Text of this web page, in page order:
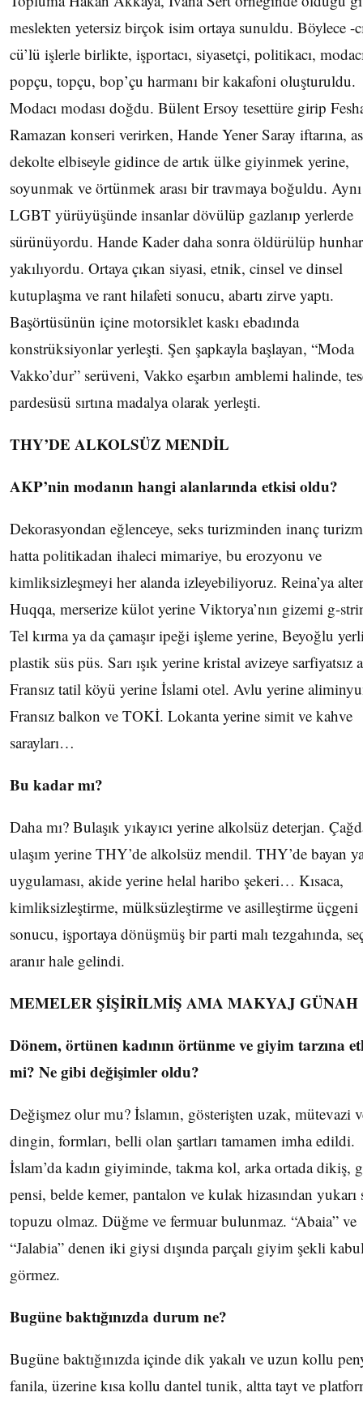
meslekten yetersiz birçok isim ortaya sunuldu. Böylece -
cü’lü işlerle birlikte, işportacı, siyasetçi, politikacı,
popçu, topçu, bop’çu harmanı bir kakafoni oluşturuldu.
Modacı modası doğdu. Bülent Ersoy tesettüre girip
Ramazan konseri verirken, Hande Yener Saray iftarına,
dekolte elbiseyle gidince de artık ülke giyinmek yerine,
soyunmak ve örtünmek arası bir travmaya boğuldu.
LGBT yürüyüşünde insanlar dövülüp gazlanıp yerlerde
sürünüyordu. Hande Kader daha sonra öldürülüp
yakılıyordu. Ortaya çıkan siyasi, etnik, cinsel ve dinsel
kutuplaşma ve rant hilafeti sonucu, abartı zirve yaptı.
Başörtüsünün içine motorsiklet kaskı ebadında
konstrüksiyonlar yerleşti. Şen şapkayla başlayan, “Moda
Vakko’dur” serüveni, Vakko eşarbın amblemi halinde,
pardesüsü sırtına madalya olarak yerleşti.
THY’DE ALKOLSÜZ MENDİL
AKP’nin modanın hangi alanlarında etkisi oldu?
Dekorasyondan eğlenceye, seks turizminden inanç
hatta politikadan ihaleci mimariye, bu erozyonu ve
kimliksizleşmeyi her alanda izleyebiliyoruz. Reina’ya
Huqqa, merserize külot yerine Viktorya’nın gizemi g-
Tel kırma ya da çamaşır ipeği işleme yerine, Beyoğlu
plastik süs püs. Sarı ışık yerine kristal avizeye sarfiyatsız
Fransız tatil köyü yerine İslami otel. Avlu yerine
Fransız balkon ve TOKİ. Lokanta yerine simit ve kahve
sarayları…
Bu kadar mı?
Daha mı? Bulaşık yıkayıcı yerine alkolsüz deterjan.
ulaşım yerine THY’de alkolsüz mendil. THY’de bayan
uygulaması, akide yerine helal haribo şekeri… Kısaca,
kimliksizleştirme, mülksüzleştirme ve asilleştirme üçgeni
sonucu, işportaya dönüşmüş bir parti malı tezgahında,
aranır hale gelindi.
MEMELER ŞİŞİRİLMİŞ AMA MAKYAJ GÜNAH
Dönem, örtünen kadının örtünme ve giyim tarzına
mi? Ne gibi değişimler oldu?
Değişmez olur mu? İslamın, gösterişten uzak, mütevazi
dingin, formları, belli olan şartları tamamen imha edildi.
İslam’da kadın giyiminde, takma kol, arka ortada dikiş,
pensi, belde kemer, pantalon ve kulak hizasından yukarı
topuzu olmaz. Düğme ve fermuar bulunmaz. “Abaia” ve
“Jalabia” denen iki giysi dışında parçalı giyim şekli
görmez.
Bugüne baktığınızda durum ne?
Bugüne baktığınızda içinde dik yakalı ve uzun kollu
fanila, üzerine kısa kollu dantel tunik, altta tayt ve